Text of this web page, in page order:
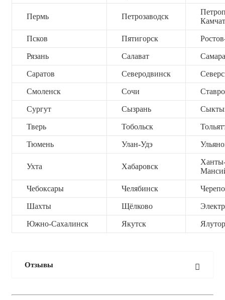
Пермь Петрозаводск
Псков Пятигорск
Рязань Салават Самара
Саратов Северодвинск
Смоленск Сочи
Сургут Сызрань
Тверь Тобольск
Тюмень Улан-Удэ
Ухта Хабаровск
Чебоксары Челябинск
Шахты Щёлково
Южно-Сахалинск Якутск
Отзывы